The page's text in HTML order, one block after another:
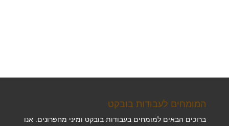
המומחים לעבודות בובקט
ברוכים הבאים למומחים בעבודות בובקט ומיני מחפרונים. אנו